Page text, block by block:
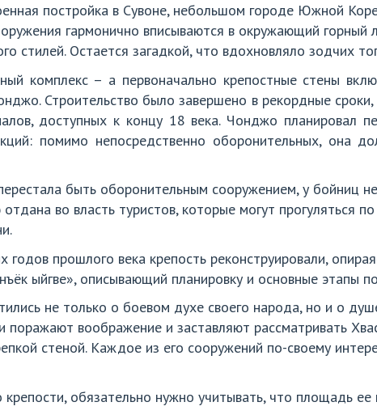
постройка в Сувоне, небольшом городе Южной
гармонично вписываются в окружающий
стилей. Остается загадкой, что вдохновляло зодчих
комплекс – а первоначально крепостные стены
Строительство было завершено в рекордные
доступных к концу 18 века. Чонджо планировал
помимо непосредственно оборонительных, она
быть оборонительным сооружением, у бойниц
во власть туристов, которые могут прогуляться
годов прошлого века крепость реконструировали,
ыйгве», описывающий планировку и основные этапы
не только о боевом духе своего народа, но и о
поражают воображение и заставляют рассматривать
стеной. Каждое из его сооружений по-своему
крепости, обязательно нужно учитывать, что площадь